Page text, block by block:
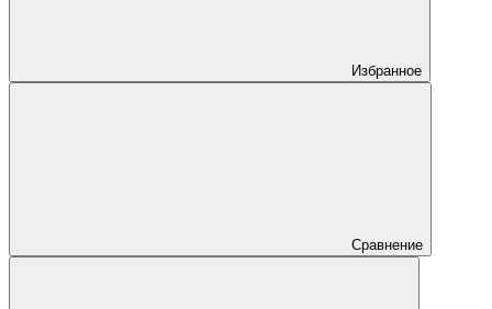
Избранное
Сравнение